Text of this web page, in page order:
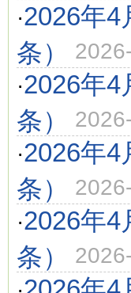
·2026年4
条）
·2026年4
条）
·2026年4
条）
·2026年4
条）